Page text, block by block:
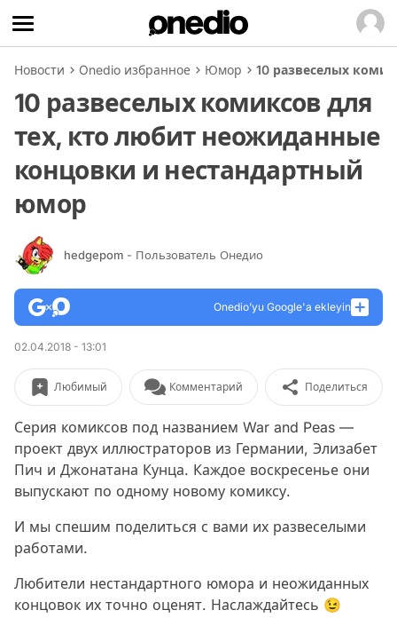
Новости Onedio избранное Юмор 10 развеселых
10 развеселых комиксов для
тех, кто любит неожиданные
концовки и нестандартный
юмор
hedgepom - Пользователь Онедио
Onedio’yu Google'a ekleyin
02.04.2018 - 13:01
Любимый Комментарий Поделиться
Серия комиксов под названием War and Peas —
проект двух иллюстраторов из Германии, Элизабет
Пич и Джонатана Кунца. Каждое воскресенье они
выпускают по одному новому комиксу.
И мы спешим поделиться с вами их развеселыми
работами.
Любители нестандартного юмора и неожиданных
концовок их точно оценят. Наслаждайтесь 😉